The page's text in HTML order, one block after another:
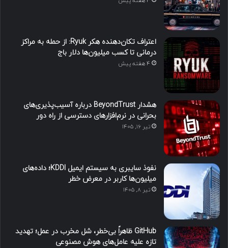
اعتراف تکان‌دهنده هکر Ryuk: از حمله به مراکز
درمانی تا کسب میلیون‌ها دلار باج
4 هفته پیش
هشدار BeyondTrust درباره آسیب‌پذیری‌های
بحرانی در نرم‌افزارهای دسترسی از راه دور
تیر ۱۶, ۱۴۰۵
نفوذ سایبری به سیستم ایمیل KDDI؛ داده‌های
میلیون‌ها کاربر در معرض خطر
تیر ۸, ۱۴۰۵
GitHub ظاهراً بی‌خطر، شل مخرب در عمل؛ تهدید
تازه علیه عامل‌های هوش مصنوعی